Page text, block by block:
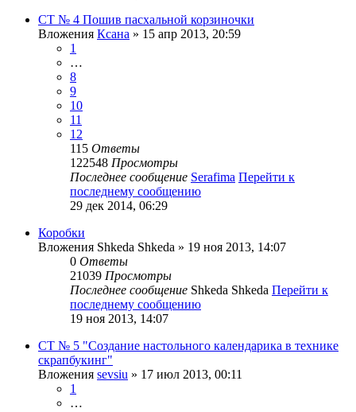
СТ № 4 Пошив пасхальной корзиночки
Вложения Ксана » 15 апр 2013, 20:59
1
…
8
9
10
11
12
115 Ответы
122548 Просмотры
Последнее сообщение Serafima Перейти к
последнему сообщению
29 дек 2014, 06:29
Коробки
Вложения Shkeda Shkeda » 19 ноя 2013, 14:07
0 Ответы
21039 Просмотры
Последнее сообщение Shkeda Shkeda Перейти к
последнему сообщению
19 ноя 2013, 14:07
СТ № 5 "Создание настольного календарика в технике
скрапбукинг"
Вложения sevsiu » 17 июл 2013, 00:11
1
…